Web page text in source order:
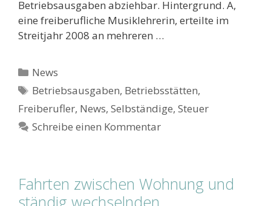
Betriebsausgaben abziehbar. Hintergrund. A,
eine freiberufliche Musiklehrerin, erteilte im
Streitjahr 2008 an mehreren …
Kategorien
News
Schlagwörter
Betriebsausgaben, Betriebsstätten,
Freiberufler, News, Selbständige, Steuer
Schreibe einen Kommentar
Fahrten zwischen Wohnung und
ständig wechselnden